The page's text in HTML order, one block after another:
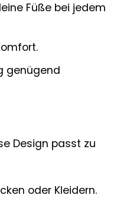
Füße bei jedem
genügend
Design passt zu
oder Kleidern.